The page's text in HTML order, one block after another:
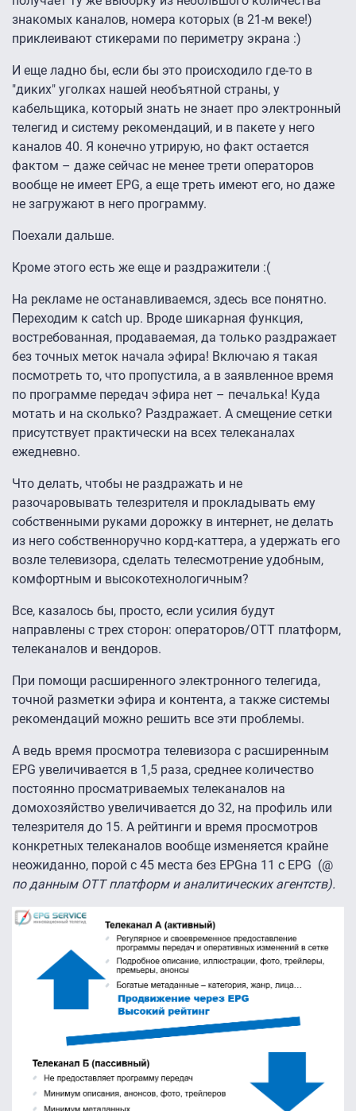
знакомых каналов, номера которых (в 21-м веке!)
приклеивают стикерами по периметру экрана :)
И еще ладно бы, если бы это происходило где-то в
"диких" уголках нашей необъятной страны, у
кабельщика, который знать не знает про электронный
телегид и систему рекомендаций, и в пакете у него
каналов 40. Я конечно утрирую, но факт остается
фактом – даже сейчас не менее трети операторов
вообще не имеет EPG, а еще треть имеют его, но даже
не загружают в него программу.
Поехали дальше.
Кроме этого есть же еще и раздражители :(
На рекламе не останавливаемся, здесь все понятно.
Переходим к catch up. Вроде шикарная функция,
востребованная, продаваемая, да только раздражает
без точных меток начала эфира! Включаю я такая
посмотреть то, что пропустила, а в заявленное время
по программе передач эфира нет – печалька! Куда
мотать и на сколько? Раздражает. А смещение сетки
присутствует практически на всех телеканалах
ежедневно.
Что делать, чтобы не раздражать и не
разочаровывать телезрителя и прокладывать ему
собственными руками дорожку в интернет, не делать
из него собственноручно корд-каттера, а удержать его
возле телевизора, сделать телесмотрение удобным,
комфортным и высокотехнологичным?
Все, казалось бы, просто, если усилия будут
направлены с трех сторон: операторов/ОТТ платформ,
телеканалов и вендоров.
При помощи расширенного электронного телегида,
точной разметки эфира и контента, а также системы
рекомендаций можно решить все эти проблемы.
А ведь время просмотра телевизора с расширенным
EPG увеличивается в 1,5 раза, среднее количество
постоянно просматриваемых телеканалов на
домохозяйство увеличивается до 32, на профиль или
телезрителя до 15. А рейтинги и время просмотров
конкретных телеканалов вообще изменяется крайне
неожиданно, порой с 45 места без EPGна 11 с EPG (@
по данным ОТТ платформ и аналитических агентств).